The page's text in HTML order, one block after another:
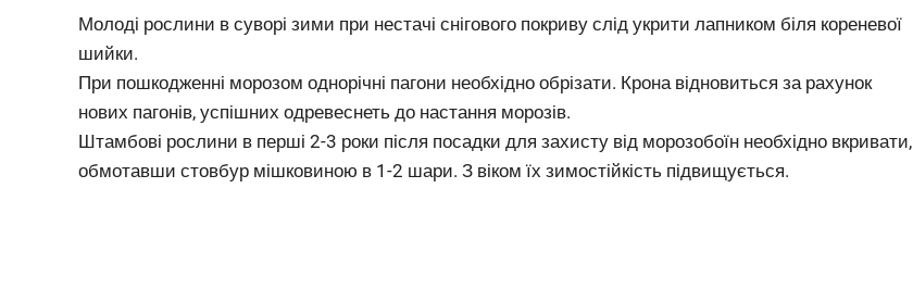
Молоді рослини в суворі зими при нестачі снігового покриву слід укрити лапником біля кореневої
шийки.
При пошкодженні морозом однорічні пагони необхідно обрізати. Крона відновиться за рахунок
нових пагонів, успішних одревеснеть до настання морозів.
Штамбові рослини в перші 2-3 роки після посадки для захисту від морозобоїн необхідно вкривати,
обмотавши стовбур мішковиною в 1-2 шари. З віком їх зимостійкість підвищується.